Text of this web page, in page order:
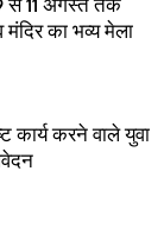
से 11 अगस्त तक
मंदिर का भव्य मेला
कार्य करने वाले युवा